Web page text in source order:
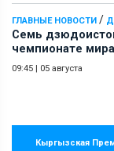
ГЛАВНЫЕ НОВОСТИ /
Семь
чемпионате
09:45 | 05 августа
Кыргызская